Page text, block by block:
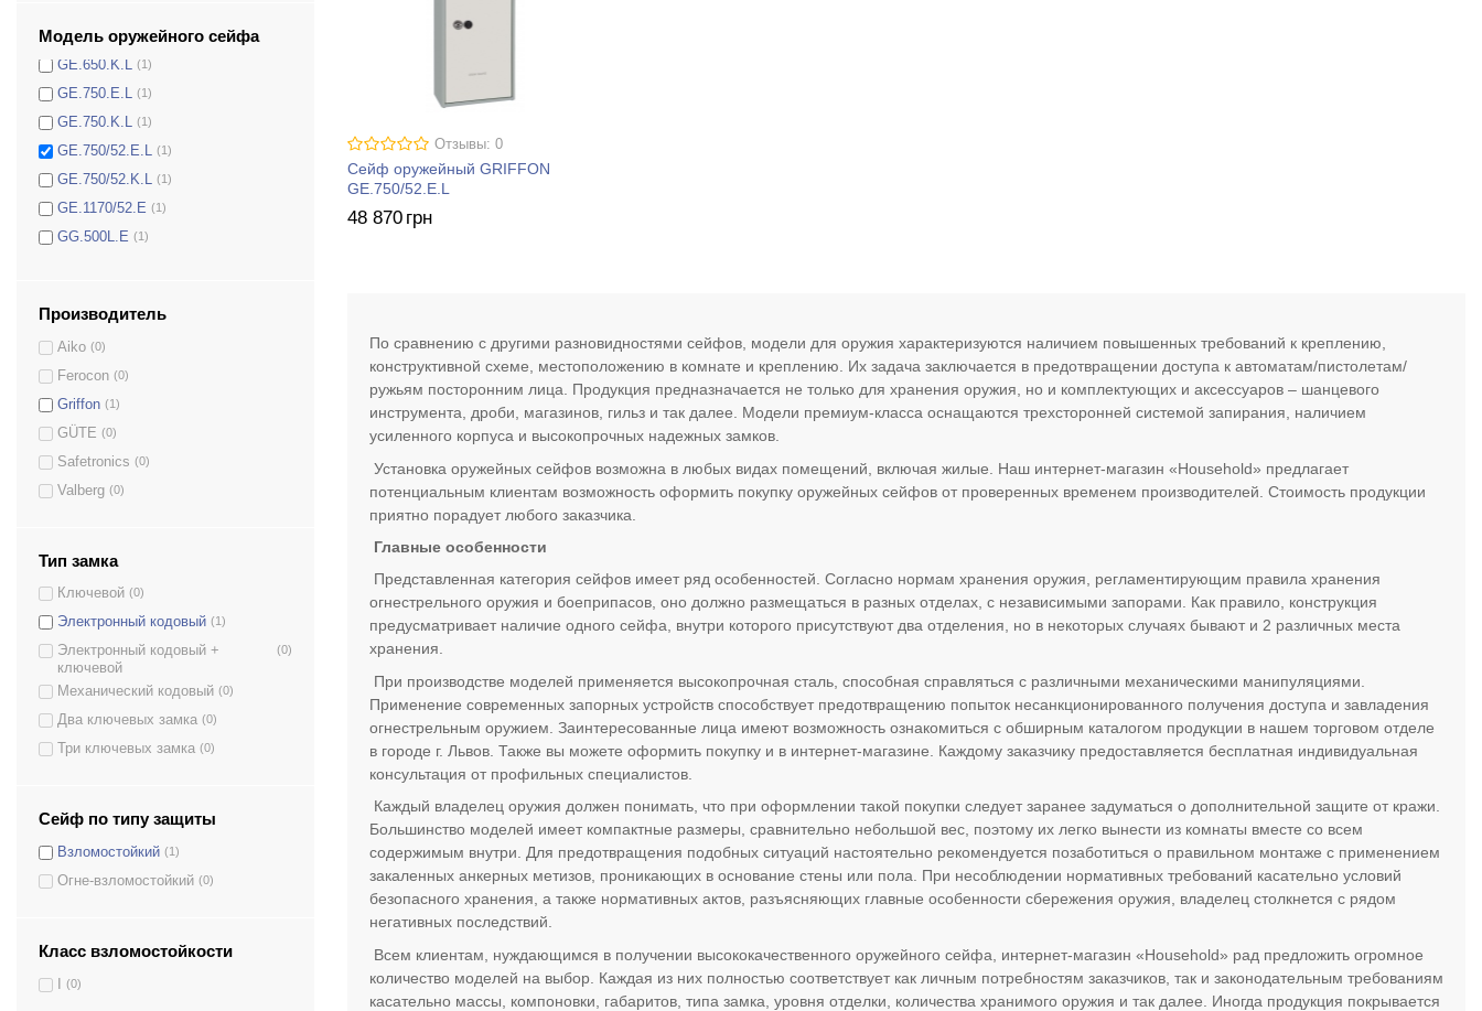
Модель оружейного сейфа
GE.650.E.L (1)
GE.650.K.L (1)
GE.750.Е.L (1)
GE.750.K.L (1)
GE.750/52.E.L (1)
GE.750/52.K.L (1)
GE.1170/52.E (1)
GG.500L.E (1)
GL.300.E (1)
GL.300.K
GS.140.E (1)
GS.140.K
GLS.110.K
GLS.125.K (1)
GLS.140.K
GLST.470.K
GLST.650.K (1)
GLT.110.K (1)
GLT.125.K (1)
GLT.150.K
GP.200.2.K.K (1)
GR.200.2.K.K
Производитель
Aiko (0)
Ferocon (0)
Griffon (1)
GÜTE (0)
Safetronics (0)
Valberg (0)
Тип замка
Ключевой (0)
Электронный кодовый (1)
Электронный кодовый +
ключевой
(0)
Механический кодовый (0)
Два ключевых замка (0)
Три ключевых замка (0)
Сейф по типу защиты
Взломостойкий (1)
Огне-взломостойкий (0)
Класс взломостойкости
(0)
Отзывы: 0
Сейф оружейный GRIFFON
GE.750/52.E.L
48 870 грн
По сравнению с другими разновидностями сейфов, модели для оружия характеризуются наличием повышенных требований к креплению,
конструктивной схеме, местоположению в комнате и креплению. Их задача заключается в предотвращении доступа к автоматам/пистолетам/
ружьям посторонним лица. Продукция предназначается не только для хранения оружия, но и комплектующих и аксессуаров – шанцевого
инструмента, дроби, магазинов, гильз и так далее. Модели премиум-класса оснащаются трехсторонней системой запирания, наличием
усиленного корпуса и высокопрочных надежных замков.
Установка оружейных сейфов возможна в любых видах помещений, включая жилые. Наш интернет-магазин «Household» предлагает
потенциальным клиентам возможность оформить покупку оружейных сейфов от проверенных временем производителей. Стоимость продукции
приятно порадует любого заказчика.
Главные особенности
Представленная категория сейфов имеет ряд особенностей. Согласно нормам хранения оружия, регламентирующим правила хранения
огнестрельного оружия и боеприпасов, оно должно размещаться в разных отделах, с независимыми запорами. Как правило, конструкция
предусматривает наличие одного сейфа, внутри которого присутствуют два отделения, но в некоторых случаях бывают и 2 различных места
хранения.
При производстве моделей применяется высокопрочная сталь, способная справляться с различными механическими манипуляциями.
Применение современных запорных устройств способствует предотвращению попыток несанкционированного получения доступа и завладения
огнестрельным оружием. Заинтересованные лица имеют возможность ознакомиться с обширным каталогом продукции в нашем торговом отделе
в городе г. Львов. Также вы можете оформить покупку и в интернет-магазине. Каждому заказчику предоставляется бесплатная индивидуальная
консультация от профильных специалистов.
Каждый владелец оружия должен понимать, что при оформлении такой покупки следует заранее задуматься о дополнительной защите от кражи.
Большинство моделей имеет компактные размеры, сравнительно небольшой вес, поэтому их легко вынести из комнаты вместе со всем
содержимым внутри. Для предотвращения подобных ситуаций настоятельно рекомендуется позаботиться о правильном монтаже с применением
закаленных анкерных метизов, проникающих в основание стены или пола. При несоблюдении нормативных требований касательно условий
безопасного хранения, а также нормативных актов, разъясняющих главные особенности сбережения оружия, владелец столкнется с рядом
негативных последствий.
Всем клиентам, нуждающимся в получении высококачественного оружейного сейфа, интернет-магазин «Household» рад предложить огромное
количество моделей на выбор. Каждая из них полностью соответствует как личным потребностям заказчиков, так и законодательным требованиям
касательно массы, компоновки, габаритов, типа замка, уровня отделки, количества хранимого оружия и так далее. Иногда продукция покрывается